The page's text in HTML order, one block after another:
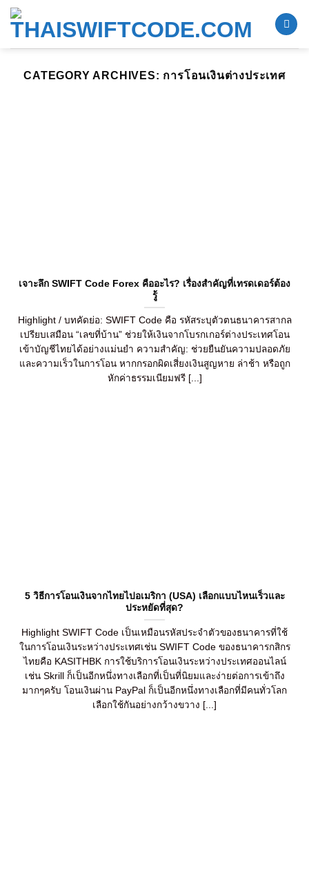
Skip
CATEGORY ARCHIVES: การโอนเงินต่างประเทศ
เจาะลึก SWIFT Code Forex คืออะไร? เรื่องสำคัญที่เทรดเดอร์ต้อง
รู้
Highlight / บทคัดย่อ: SWIFT Code คือ รหัสระบุตัวตนธนาคารสากล
เปรียบเสมือน “เลขที่บ้าน” ช่วยให้เงินจากโบรกเกอร์ต่างประเทศโอน
เข้าบัญชีไทยได้อย่างแม่นยำ ความสำคัญ: ช่วยยืนยันความปลอดภัย
และความเร็วในการโอน หากกรอกผิดเสี่ยงเงินสูญหาย ล่าช้า หรือถูก
หักค่าธรรมเนียมฟรี [...]
5 วิธีการโอนเงินจากไทยไปอเมริกา (USA) เลือกแบบไหนเร็วและ
ประหยัดที่สุด?
Highlight SWIFT Code เป็นเหมือนรหัสประจำตัวของธนาคารที่ใช้
ในการโอนเงินระหว่างประเทศเช่น SWIFT Code ของธนาคารกสิกร
ไทยคือ KASITHBK การใช้บริการโอนเงินระหว่างประเทศออนไลน์
เช่น Skrill ก็เป็นอีกหนึ่งทางเลือกที่เป็นที่นิยมและง่ายต่อการเข้าถึง
มากๆครับ โอนเงินผ่าน PayPal ก็เป็นอีกหนึ่งทางเลือกที่มีคนทั่วโลก
เลือกใช้กันอย่างกว้างขวาง [...]